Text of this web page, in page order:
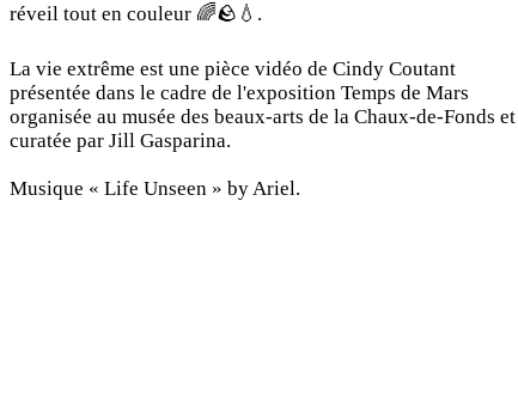
réveil tout en couleur 🌈🪨💧.
La vie extrême est une pièce vidéo de Cindy Coutant
présentée dans le cadre de l'exposition Temps de Mars
organisée au musée des beaux-arts de la Chaux-de-Fonds et
curatée par Jill Gasparina.
Musique « Life Unseen » by Ariel.